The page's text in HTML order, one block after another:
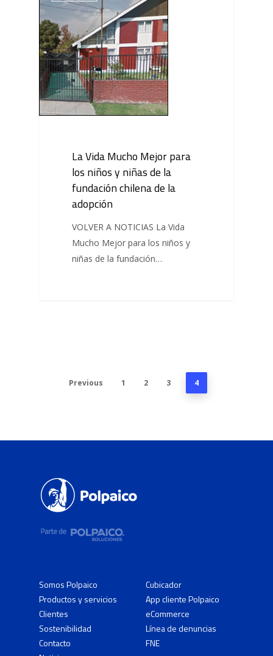
La Vida Mucho Mejor para
los niños y niñas de la
fundación chilena de la
adopción
VOLVER A NOTICIAS La Vida
Mucho Mejor para los niños y
niñas de la fundación…
Previous 1 2 3 4
Somos Polpaico
Productos y servicios
Clientes
Sostenibilidad
Contacto
Cubicador
App cliente Polpaico
eCommerce
Línea de denuncias
FNE